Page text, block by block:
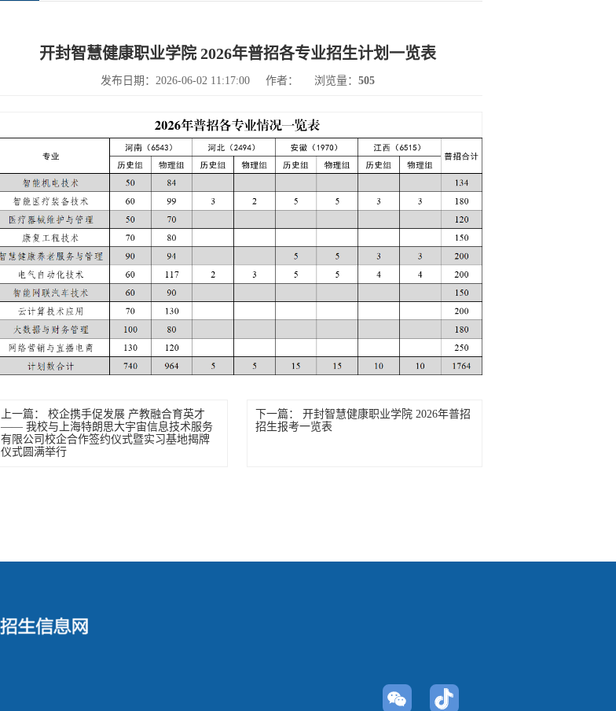
开封智慧健康职业学院 2026年普招各专业招生计划一览表
发布日期：2026-06-02 11:17:00 作者： 浏览量： 505
上一篇： 校企携手促发展 产教融合育英才
—— 我校与上海特朗思大宇宙信息技术服务
有限公司校企合作签约仪式暨实习基地揭牌
仪式圆满举行
下一篇：开封智慧健康职业学院 2026年普招
招生报考一览表